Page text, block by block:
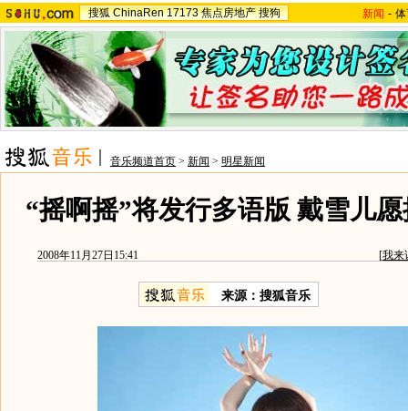
搜狐 ChinaRen 17173 焦点房地产 搜狗 新闻 -
音乐频道首页 > 新闻 > 明星新闻
“摇啊摇”将发行多语版 戴雪儿
2008年11月27日15:41 [我来
来源：搜狐音乐